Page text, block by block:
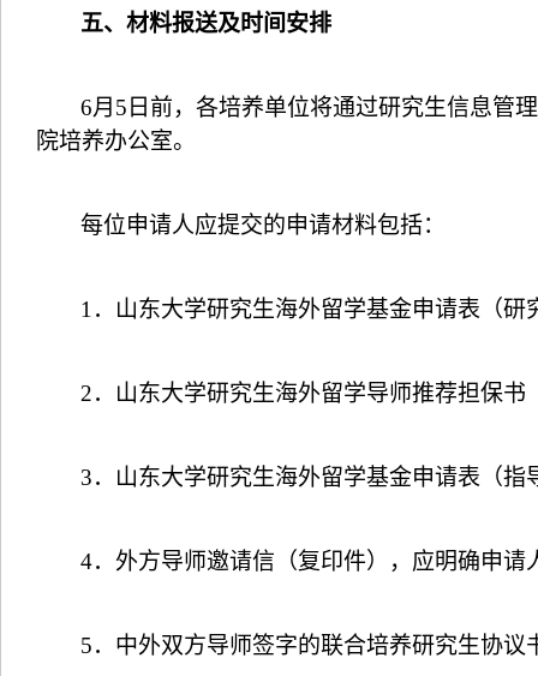
五、材料报送及时间安排
6月 5 日前，各培养单位将通过研究生信息管
院培养办公室。
每位申请人应提交的申请材料包括：
1 ．山东大学研究生海外留学基金申请表（
2．山东大学研究生海外留学导师推荐担保书
3．山东大学研究生海外留学基金申请表（指
4．外方导师邀请信（复印件），应明确申
5．中外双方导师签字的联合培养研究生协